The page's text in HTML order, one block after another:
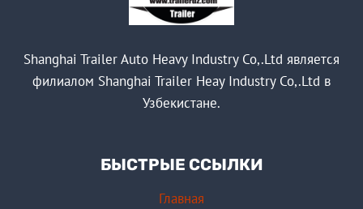
Shanghai Trailer Auto Heavy Industry Co,.Ltd является
филиалом Shanghai Trailer Heay Industry Co,.Ltd в
Узбекистане.
БЫСТРЫЕ ССЫЛКИ
Главная